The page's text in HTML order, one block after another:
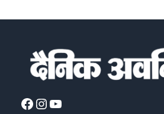
Facebook
Instagram
YouTube